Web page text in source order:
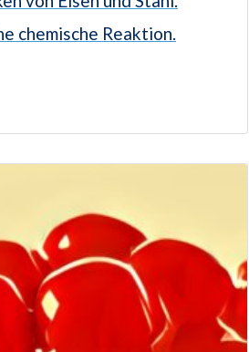
chemische Reaktion.